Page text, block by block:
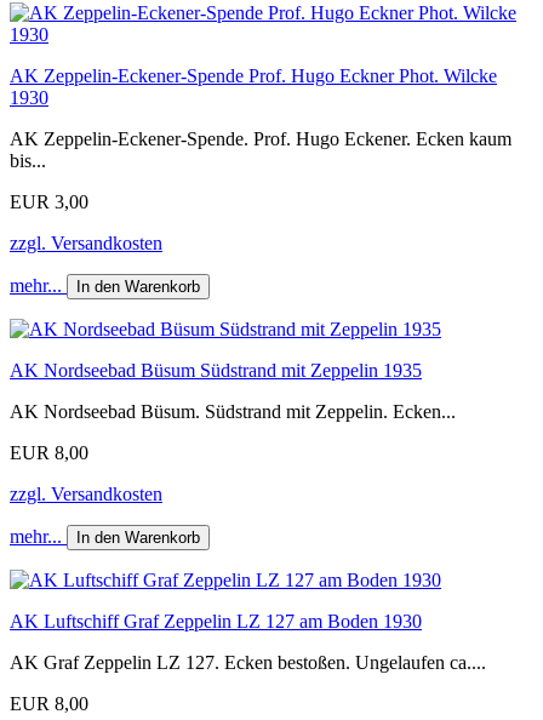
AK Zeppelin-Eckener-Spende Prof. Hugo Eckner Phot. Wilcke
1930
AK Zeppelin-Eckener-Spende. Prof. Hugo Eckener. Ecken kaum
bis...
EUR 3,00
zzgl. Versandkosten
mehr... In den Warenkorb
AK Nordseebad Büsum Südstrand mit Zeppelin 1935
AK Nordseebad Büsum. Südstrand mit Zeppelin. Ecken...
EUR 8,00
zzgl. Versandkosten
mehr... In den Warenkorb
AK Luftschiff Graf Zeppelin LZ 127 am Boden 1930
AK Graf Zeppelin LZ 127. Ecken bestoßen. Ungelaufen ca....
EUR 8,00